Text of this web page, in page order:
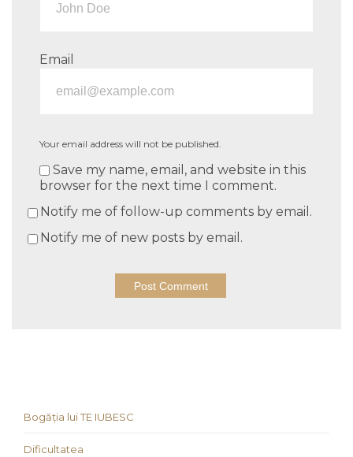
Email
Your email address will not be published.
Save my name, email, and website in this
browser for the next time I comment.
Notify me of follow-up comments by email.
Notify me of new posts by email.
Bogăția lui TE IUBESC
Dificultatea